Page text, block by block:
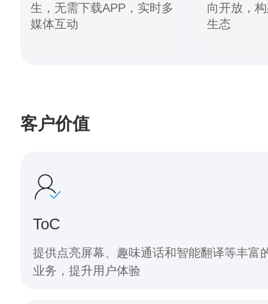
生，无需下载APP，实时多
媒体互动
向开放，
生态
客户价值
ToC
提供点亮屏幕、趣味通话和智能翻译等丰富
业务，提升用户体验